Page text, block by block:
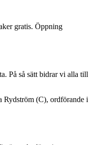
gratis. Öppning
På så sätt bidrar vi alla till
Rydström (C), ordförande i